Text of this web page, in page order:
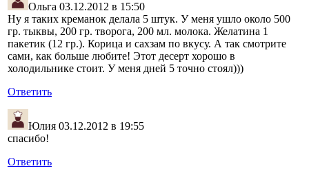
Ольга 03.12.2012 в 15:50
Ну я таких креманок делала 5 штук. У меня ушло около 500
гр. тыквы, 200 гр. творога, 200 мл. молока. Желатина 1
пакетик (12 гр.). Корица и сахзам по вкусу. А так смотрите
сами, как больше любите! Этот десерт хорошо в
холодильнике стоит. У меня дней 5 точно стоял)))
Ответить
Юлия 03.12.2012 в 19:55
спасибо!
Ответить